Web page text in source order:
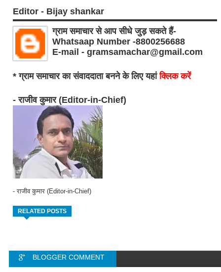
Editor - Bijay shankar
ग्राम समाचार से आप सीधे जुड़ सकते हैं-
Whatsaap Number -8800256688
E-mail - gramsamachar@gmail.com
* ग्राम समाचार का संवाददाता बनने के लिए यहांक्लिक करें
- राजीव कुमार (Editor-in-Chief)
- राजीव कुमार (Editor-in-Chief)
RELATED POSTS
BLOGGER COMMENT